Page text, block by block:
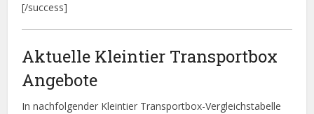
[/success]
Aktuelle Kleintier Transportbox
Angebote
In nachfolgender Kleintier Transportbox-Vergleichstabelle